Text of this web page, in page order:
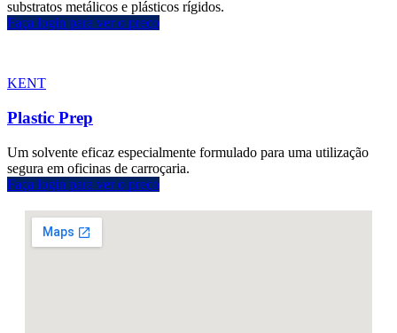
substratos metálicos e plásticos rígidos.
Faça login para ver o preço
KENT
Plastic Prep
Um solvente eficaz especialmente formulado para uma utilização
segura em oficinas de carroçaria.
Faça login para ver o preço